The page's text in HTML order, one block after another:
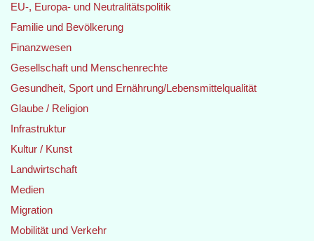
EU-, Europa- und Neutralitätspolitik
Familie und Bevölkerung
Finanzwesen
Gesellschaft und Menschenrechte
Gesundheit, Sport und Ernährung/Lebensmittelqualität
Glaube / Religion
Infrastruktur
Kultur / Kunst
Landwirtschaft
Medien
Migration
Mobilität und Verkehr